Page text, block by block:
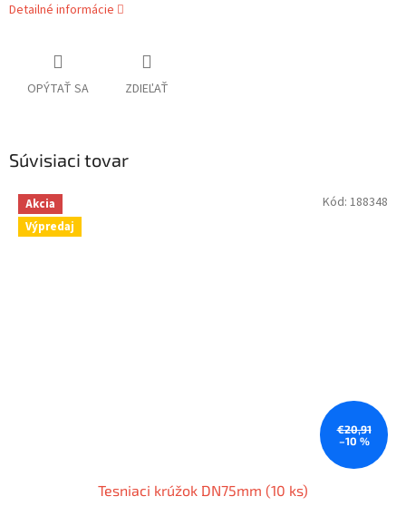
Detailné informácie
OPÝTAŤ SA ZDIEĽAŤ
Súvisiaci tovar
Akcia
Výpredaj
€20,91
–10 %
Tesniaci krúžok DN75mm (10 ks)
Kód: 188348